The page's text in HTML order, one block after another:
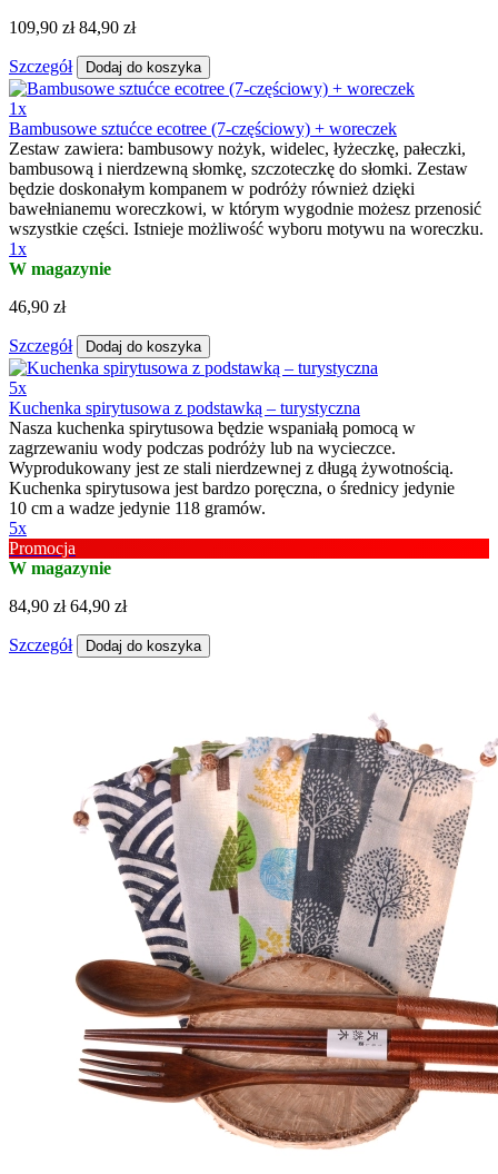
109,90 zł 84,90 zł
Szczegół Dodaj do koszyka
1x
Bambusowe sztućce ecotree (7-częściowy) + woreczek
Zestaw zawiera: bambusowy nożyk, widelec, łyżeczkę, pałeczki,
bambusową i nierdzewną słomkę, szczoteczkę do słomki. Zestaw
będzie doskonałym kompanem w podróży również dzięki
bawełnianemu woreczkowi, w którym wygodnie możesz przenosić
wszystkie części. Istnieje możliwość wyboru motywu na woreczku.
1x
W magazynie
46,90 zł
Szczegół Dodaj do koszyka
5x
Kuchenka spirytusowa z podstawką – turystyczna
Nasza kuchenka spirytusowa będzie wspaniałą pomocą w
zagrzewaniu wody podczas podróży lub na wycieczce.
Wyprodukowany jest ze stali nierdzewnej z długą żywotnością.
Kuchenka spirytusowa jest bardzo poręczna, o średnicy jedynie
10 cm a wadze jedynie 118 gramów.
5x
Promocja
W magazynie
84,90 zł 64,90 zł
Szczegół Dodaj do koszyka